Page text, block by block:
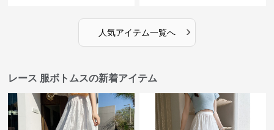
人気アイテム一覧へ ›
レース 服ボトムスの新着アイテム